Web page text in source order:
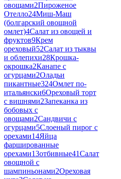
овощами2Пироженое
Отелло24Миш-Маш
(болгарский овощной
омлет)4Салат из овощей и
фруктов9Крем
ореховый52Салат из тыквы
и облепихи28Крошка-
окрошка2Канапе с
огурцами2Оладьи
пикантные324Омлет по-
итальянски6Ореховый торт
с вишнями2Запеканка из
бобовых с
овощами2Сандвичи с
огурцами5Слоеный пирог с
орехами14Яйца
фаршированные
орехами13отбивные41Салат
овощной с
шампиньонами2Ореховая